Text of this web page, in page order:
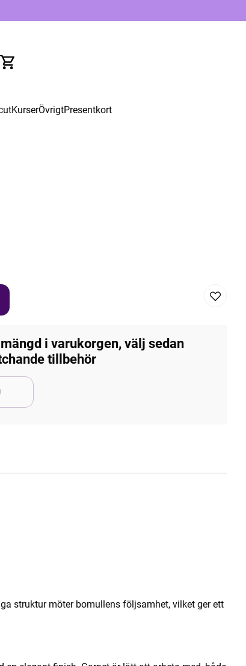
KurserÖvrigtPresentkort
i varukorgen, välj sedan
tillbehör
struktur möter bomullens följsamhet, vilket ger ett